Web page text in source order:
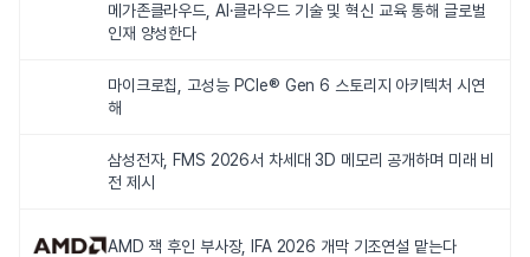
메가존클라우드, AI·클라우드 기술 및 혁신 교육 통해 글로벌
인재 양성한다
마이크로칩, 고성능 PCIe® Gen 6 스토리지 아키텍처 시연
해
삼성전자, FMS 2026서 차세대 3D 메모리 공개하며 미래 비
전 제시
AMD 잭 후인 부사장, IFA 2026 개막 기조연설 맡는다